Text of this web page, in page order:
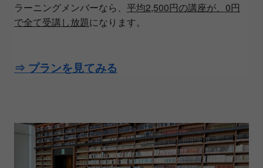
ラーニングメンバーなら、 平均2,500円の講座が、0円
で全て受講し放題になります。
⇒ プランを見てみる